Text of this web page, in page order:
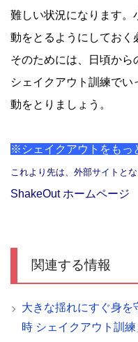
難しい状況になります。
動をとるようにしておく
そのためには、日頃から
シェイクアウト訓練で
動をとりましょう。
※シェイクアウトをもっ
これより先は、外部サイトとな
ShakeOut ホームペー
関連する情報
大きな揺れにすぐ身を
時 シェイクアウト訓練